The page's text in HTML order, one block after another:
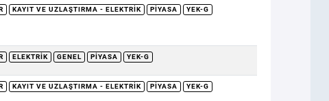
KAYIT VE UZLAŞTIRMA - ELEKTRIK PIYASA YEK-G
ELEKTRIK GENEL PIYASA YEK-G
KAYIT VE UZLAŞTIRMA - ELEKTRIK PIYASA YEK-G